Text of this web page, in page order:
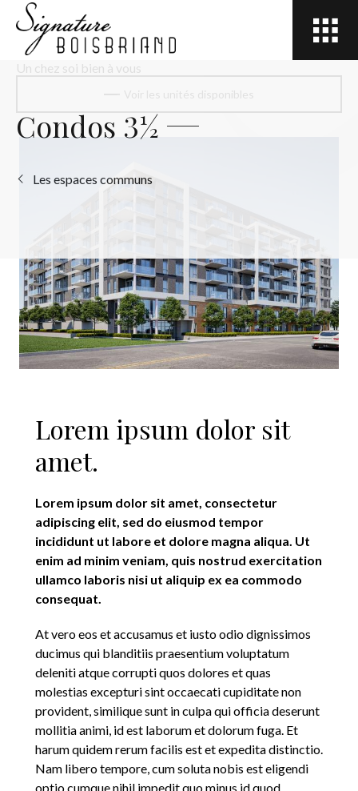
Open
navigation
Condos 3½
Les espaces communs
Un chez soi bien à vous
Voir les unités disponibles
Lorem ipsum dolor sit
amet.
Lorem ipsum dolor sit amet, consectetur
adipiscing elit, sed do eiusmod tempor
incididunt ut labore et dolore magna aliqua. Ut
enim ad minim veniam, quis nostrud exercitation
ullamco laboris nisi ut aliquip ex ea commodo
consequat.
At vero eos et accusamus et iusto odio dignissimos
ducimus qui blanditiis praesentium voluptatum
deleniti atque corrupti quos dolores et quas
molestias excepturi sint occaecati cupiditate non
provident, similique sunt in culpa qui officia deserunt
mollitia animi, id est laborum et dolorum fuga. Et
harum quidem rerum facilis est et expedita distinctio.
Nam libero tempore, cum soluta nobis est eligendi
optio cumque nihil impedit quo minus id quod